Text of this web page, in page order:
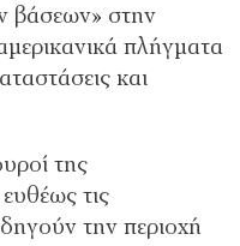
βάσεων» στην
πλήγματα
και
της
τις
την περιοχή